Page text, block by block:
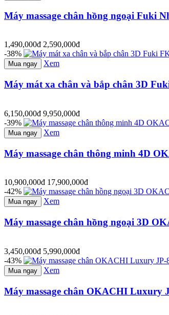
Máy massage chân hồng ngoại Fuki
1,490,000đ 2,590,000đ
-38%
Mua ngay Xem
Máy mát xa chân và bắp chân 3D
6,150,000đ 9,950,000đ
-39%
Mua ngay Xem
Máy massage chân thông minh 4D
10,900,000đ 17,900,000đ
-42%
Mua ngay Xem
Máy massage chân hồng ngoại 3D
3,450,000đ 5,990,000đ
-43%
Mua ngay Xem
Máy massage chân OKACHI Luxury